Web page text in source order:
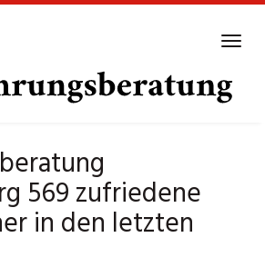
569 zufriedene
in den letzten